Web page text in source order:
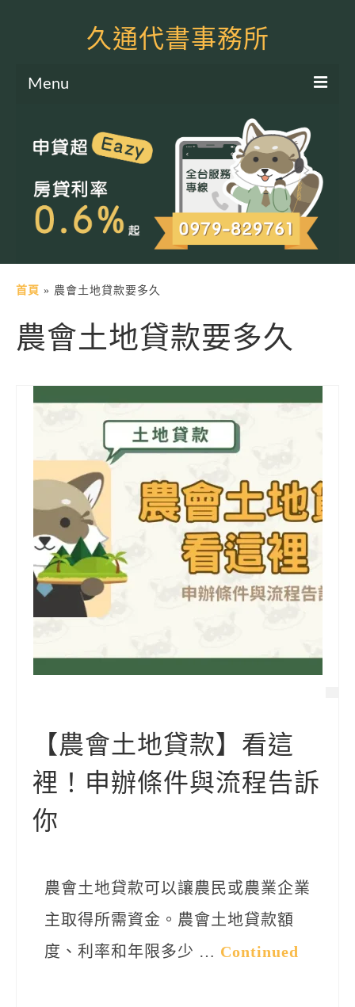
久通代書事務所
Menu
土地二胎申貸
房屋二胎申貸
軍公教貸款
土地貸款
房屋貸款
信用貸款
代書貸款
銀行貸款
其他貸款
申貸Q&A
久通專欄
時事解析
生活理財
首頁 » 農會土地貸款要多久
農會土地貸款要多久
【農會土地貸款】看這
裡！申辦條件與流程告訴
你
農會土地貸款可以讓農民或農業企業
主取得所需資金。農會土地貸款額
度、利率和年限多少 … Continued